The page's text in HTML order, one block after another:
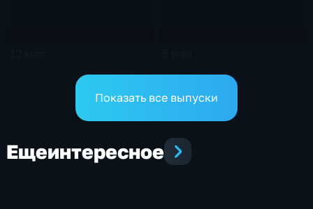
Показать все выпуски
Ещеинтересное